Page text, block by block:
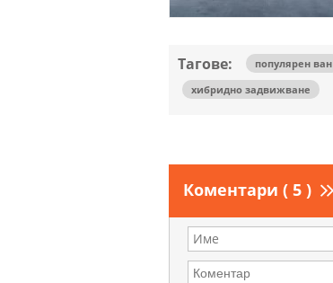
Тагове: популярен ван
хибридно задвижване
Коментари ( 5 )